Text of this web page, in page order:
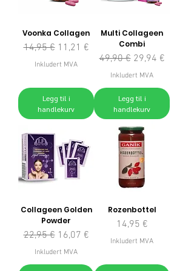
Voonka Collagen
Vanlig pris
14,95 € Salgspris
11,21 €
Inkludert MVA
Legg til i
handlekurv
Multi Collageen
Combi
Vanlig pris
49,90 € Salgspris
29,94 €
Inkludert MVA
Legg til i
handlekurv
Collageen Golden
Powder
Vanlig pris
22,95 € Salgspris
16,07 €
Inkludert MVA
Rozenbottel
Pris
14,95 €
Inkludert MVA